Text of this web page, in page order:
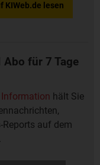
KIWeb.de lesen
Abo für 7 Tage
hält Sie
auf dem